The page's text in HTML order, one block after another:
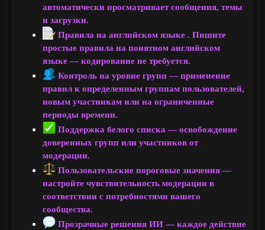
автоматически просматривает сообщения, темы
и загрузки.
Правила на английском языке . Пишите
простые правила на понятном английском
языке — кодирование не требуется.
Контроль на уровне групп — применение
правил к определенным группам пользователей,
новым участникам или на ограниченные
периоды времени.
Поддержка белого списка — освобождение
доверенных групп или участников от
модерации.
Пользовательские пороговые значения —
настройте чувствительность модерации в
соответствии с потребностями вашего
сообщества.
Прозрачные решения ИИ — каждое действие